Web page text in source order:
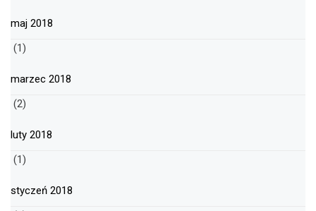
maj 2018
(1)
marzec 2018
(2)
luty 2018
(1)
styczeń 2018